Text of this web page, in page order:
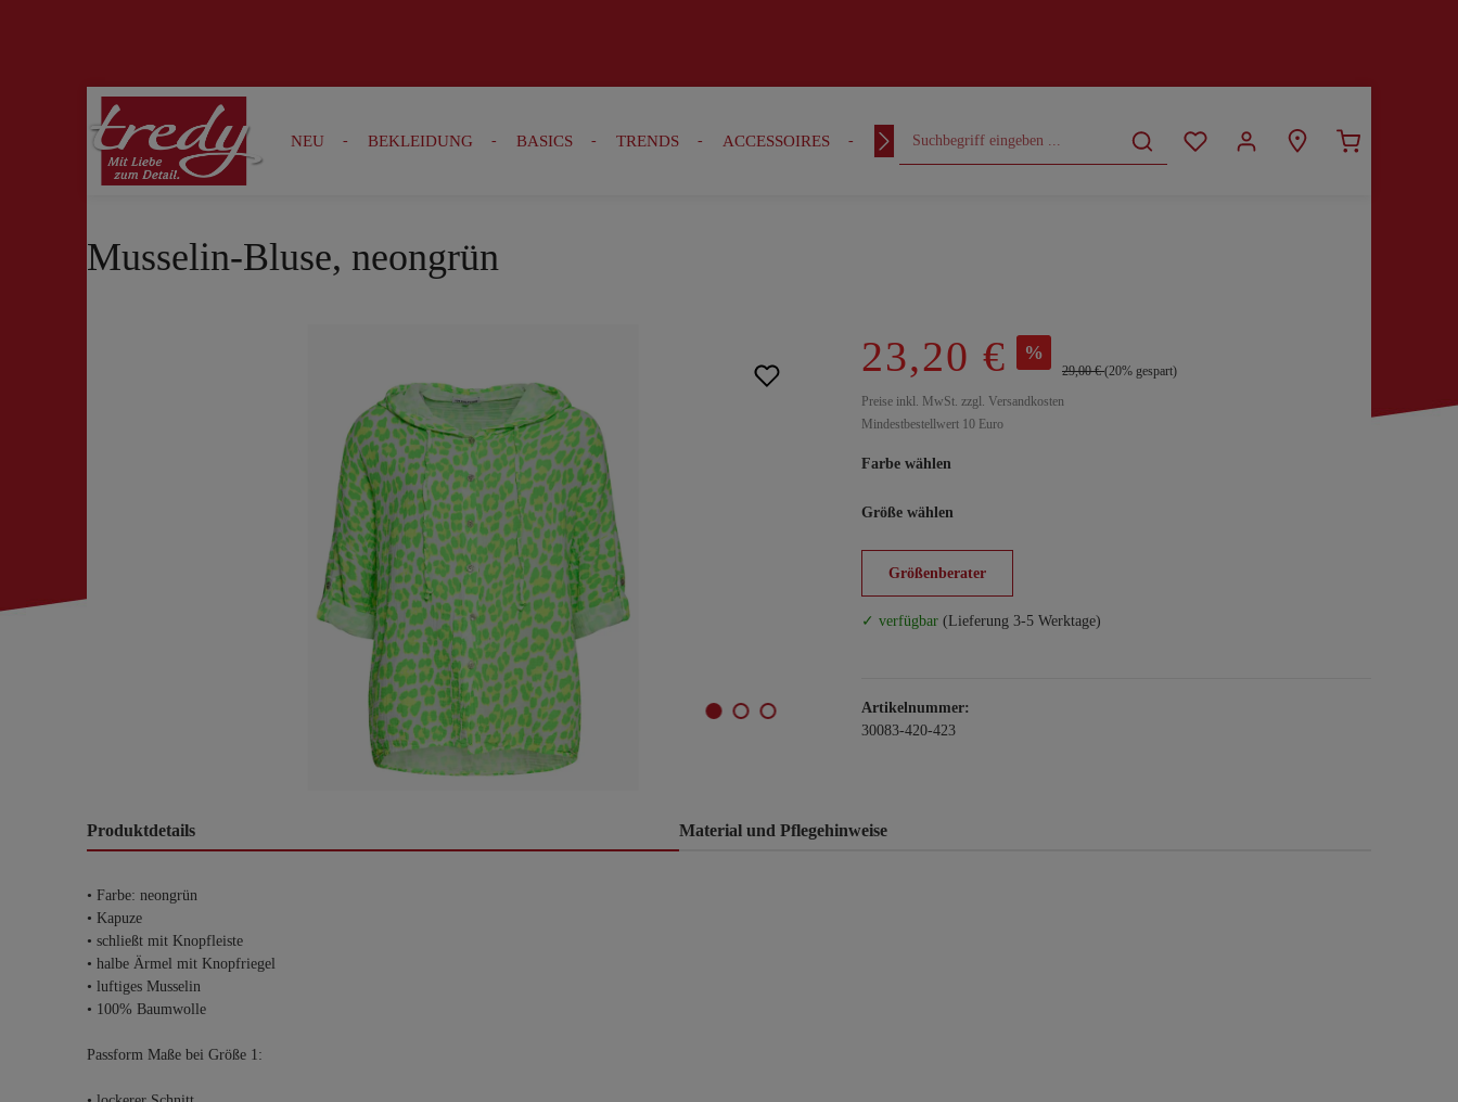
Zur Suche springen Zur Hauptnavigation springen
NEU BEKLEIDUNG BASICS TRENDS ACCESSOIRES OUTFITS CURVY
Musselin-Bluse, neongrün
23,20 € %
29,00 €(20% gespart)
Preise inkl. MwSt. zzgl. Versandkosten
Mindestbestellwert 10 Euro
Farbe wählen
Größe wählen
Größenberater
✓ verfügbar (Lieferung 3-5 Werktage)
Artikelnummer:
30083-420-423
Produktdetails Material und Pflegehinweise
• Farbe: neongrün
• Kapuze
• schließt mit Knopfleiste
• halbe Ärmel mit Knopfriegel
• luftiges Musselin
• 100% Baumwolle
Passform Maße bei Größe 1: